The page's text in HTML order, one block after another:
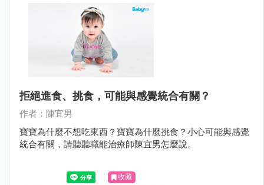
拒絕進食、挑食，可能與感覺統合有關？
作者：陳宜男
寶寶為什麼不想吃東西？寶寶為什麼挑食？小心可能與感覺
統合有關，請聽聽職能治療師陳宜男怎麼說。
收藏